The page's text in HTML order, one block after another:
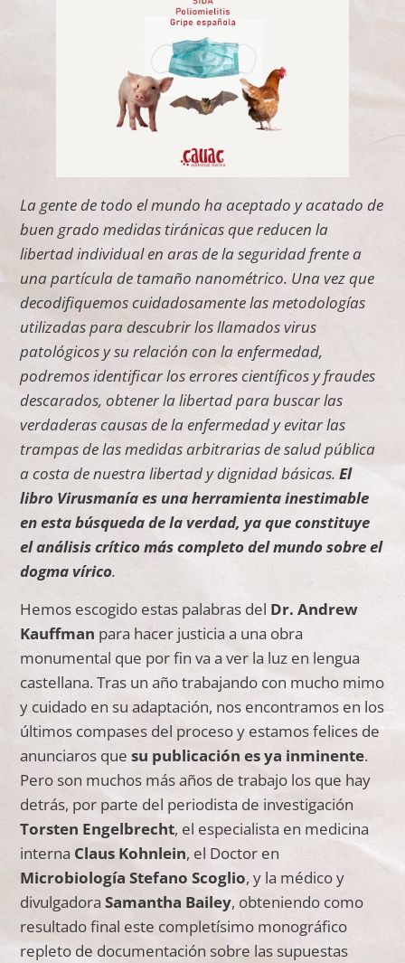
La gente de todo el mundo ha aceptado y acatado de
buen grado medidas tiránicas que reducen la
libertad individual en aras de la seguridad frente a
una partícula de tamaño nanométrico. Una vez que
decodifiquemos cuidadosamente las metodologías
utilizadas para descubrir los llamados virus
patológicos y su relación con la enfermedad,
podremos identificar los errores científicos y fraudes
descarados, obtener la libertad para buscar las
verdaderas causas de la enfermedad y evitar las
trampas de las medidas arbitrarias de salud pública
a costa de nuestra libertad y dignidad básicas.El
libro Virusmanía es una herramienta inestimable
en esta búsqueda de la verdad, ya que constituye
el análisis crítico más completo del mundo sobre el
dogma vírico.
Hemos escogido estas palabras del Dr. Andrew
Kauffman para hacer justicia a una obra
monumental que por fin va a ver la luz en lengua
castellana. Tras un año trabajando con mucho mimo
y cuidado en su adaptación, nos encontramos en los
últimos compases del proceso y estamos felices de
anunciaros quesu publicación es ya inminente.
Pero son muchos más años de trabajo los que hay
detrás, por parte del periodista de investigación
Torsten Engelbrecht, el especialista en medicina
interna Claus Kohnlein, el Doctor en
Microbiología Stefano Scoglio, y la médico y
divulgadoraSamantha Bailey, obteniendo como
resultado final este completísimo monográfico
repleto de documentación sobre las supuestas